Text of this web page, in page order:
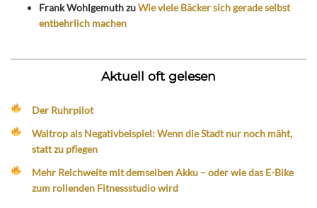
Frank WohlgemuthzuWie viele Bäcker sich gerade selbst
entbehrlich machen
Aktuell oft gelesen
Der Ruhrpilot
Waltrop als Negativbeispiel: Wenn die Stadt nur noch mäht,
statt zu pflegen
Mehr Reichweite mit demselben Akku – oder wie das E-Bike
zum rollenden Fitnessstudio wird